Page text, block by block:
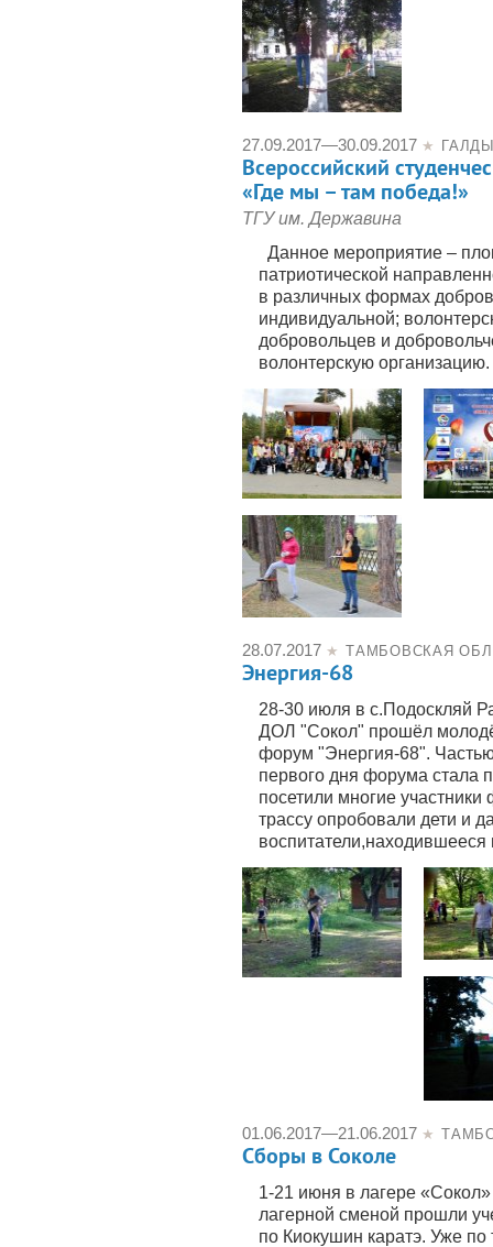
27.09.2017—30.09.2017★
Всероссийский
«Где мы – там победа!»
ТГУ им. Державина
Данное мероприятие –
патриотической
в различных формах
индивидуальной;
добровольцев и
волонтерскую
28.07.2017★ ТАМБОВСКАЯ
Энергия-68
28-30 июля в с.Подоскляй
ДОЛ "Сокол" прошёл
форум "Энергия-68".
первого дня форума стала
посетили многие
трассу опробовали дети и
воспитатели,находившееся
01.06.2017—21.06.2017★
Сборы в Соколе
1-21 июня в лагере
лагерной сменой прошли
по Киокушин каратэ. Уже по